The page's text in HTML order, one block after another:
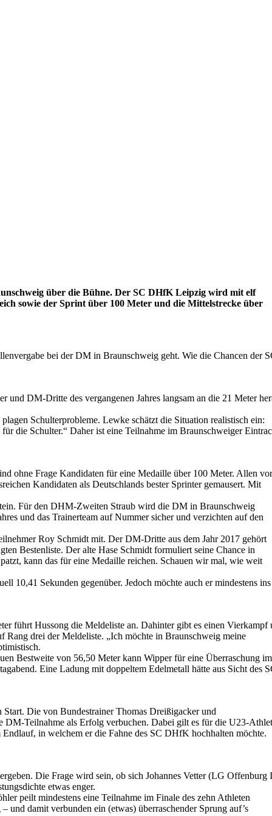
über die Bühne. Der SC DHfK Leipzig wird mit elf
sowie der Sprint über 100 Meter und die Mittelstrecke über
bei der DM in Braunschweig geht. Wie die Chancen der
und DM-Dritte des vergangenen Jahres langsam an die 21 Meter
Schulterprobleme. Lewke schätzt die Situation realistisch ein:
die Schulter.“ Daher ist eine Teilnahme im Braunschweiger
ohne Frage Kandidaten für eine Medaille über 100 Meter. Allen
Kandidaten als Deutschlands bester Sprinter gemausert. Mit
Für den DHM-Zweiten Straub wird die DM in Braunschweig
und das Trainerteam auf Nummer sicher und verzichten auf den
Roy Schmidt mit. Der DM-Dritte aus dem Jahr 2017 gehört
Bestenliste. Der alte Hase Schmidt formuliert seine Chance in
kann das für eine Medaille reichen. Schauen wir mal, wie weit
10,41 Sekunden gegenüber. Jedoch möchte auch er mindestens ins
führt Hussong die Meldeliste an. Dahinter gibt es einen Vierkampf
Rang drei der Meldeliste. „Ich möchte in Braunschweig meine
Bestweite von 56,50 Meter kann Wipper für eine Überraschung im
Eine Ladung mit doppeltem Edelmetall hätte aus Sicht des
Die von Bundestrainer Thomas Dreißigacker und
Teilnahme als Erfolg verbuchen. Dabei gilt es für die U23-
in welchem er die Fahne des SC DHfK hochhalten möchte.
Die Frage wird sein, ob sich Johannes Vetter (LG Offenburg
etwas enger.
peilt mindestens eine Teilnahme im Finale des zehn Athleten
und damit verbunden ein (etwas) überraschender Sprung auf’s